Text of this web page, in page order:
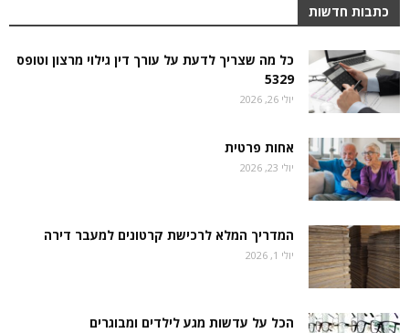
כתבות חדשות
כל מה שצריך לדעת על עורך דין גילוי מרצון וטופס
5329
יולי 26, 2026
אחות פרטית
יולי 23, 2026
המדריך המלא לרכישת קרטונים למעבר דירה
יולי 1, 2026
הכל על עדשות מגע לילדים ומבוגרים